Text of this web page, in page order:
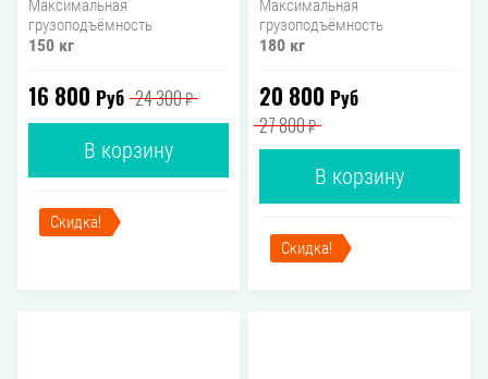
Максимальная
грузоподъёмность
150 кг
16 800 Руб 24 300₽
В корзину
Скидка!
Максимальная
грузоподъёмность
180 кг
20 800 Руб
27 800₽
В корзину
Скидка!